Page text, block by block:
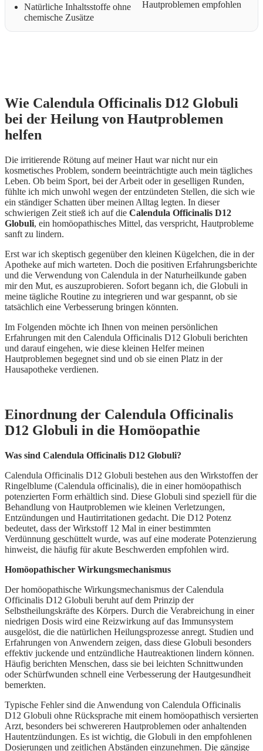
Natürliche Inhaltsstoffe ohne
chemische Zusätze
Hautproblemen empfohlen
Wie Calendula Officinalis D12 Globuli
bei der Heilung von Hautproblemen
helfen
Die irritierende Rötung auf meiner Haut war nicht nur ein
kosmetisches Problem, sondern beeinträchtigte auch mein tägliches
Leben. Ob beim Sport, bei der Arbeit oder in geselligen Runden,
fühlte ich mich unwohl wegen der entzündeten Stellen, die sich wie
ein ständiger Schatten über meinen Alltag legten. In dieser
schwierigen Zeit stieß ich auf die Calendula Officinalis D12
Globuli, ein homöopathisches Mittel, das verspricht, Hautprobleme
sanft zu lindern.
Erst war ich skeptisch gegenüber den kleinen Kügelchen, die in der
Apotheke auf mich warteten. Doch die positiven Erfahrungsberichte
und die Verwendung von Calendula in der Naturheilkunde gaben
mir den Mut, es auszuprobieren. Sofort begann ich, die Globuli in
meine tägliche Routine zu integrieren und war gespannt, ob sie
tatsächlich eine Verbesserung bringen könnten.
Im Folgenden möchte ich Ihnen von meinen persönlichen
Erfahrungen mit den Calendula Officinalis D12 Globuli berichten
und darauf eingehen, wie diese kleinen Helfer meinen
Hautproblemen begegnet sind und ob sie einen Platz in der
Hausapotheke verdienen.
Einordnung der Calendula Officinalis
D12 Globuli in die Homöopathie
Was sind Calendula Officinalis D12 Globuli?
Calendula Officinalis D12 Globuli bestehen aus den Wirkstoffen der
Ringelblume (Calendula officinalis), die in einer homöopathisch
potenzierten Form erhältlich sind. Diese Globuli sind speziell für die
Behandlung von Hautproblemen wie kleinen Verletzungen,
Entzündungen und Hautirritationen gedacht. Die D12 Potenz
bedeutet, dass der Wirkstoff 12 Mal in einer bestimmten
Verdünnung geschüttelt wurde, was auf eine moderate Potenzierung
hinweist, die häufig für akute Beschwerden empfohlen wird.
Homöopathischer Wirkungsmechanismus
Der homöopathische Wirkungsmechanismus der Calendula
Officinalis D12 Globuli beruht auf dem Prinzip der
Selbstheilungskräfte des Körpers. Durch die Verabreichung in einer
niedrigen Dosis wird eine Reizwirkung auf das Immunsystem
ausgelöst, die die natürlichen Heilungsprozesse anregt. Studien und
Erfahrungen von Anwendern zeigen, dass diese Globuli besonders
effektiv juckende und entzündliche Hautreaktionen lindern können.
Häufig berichten Menschen, dass sie bei leichten Schnittwunden
oder Schürfwunden schnell eine Verbesserung der Hautgesundheit
bemerkten.
Typische Fehler sind die Anwendung von Calendula Officinalis
D12 Globuli ohne Rücksprache mit einem homöopathisch versierten
Arzt, besonders bei schwereren Hautproblemen oder anhaltenden
Hautentzündungen. Es ist wichtig, die Globuli in den empfohlenen
Dosierungen und zeitlichen Abständen einzunehmen. Die gängige